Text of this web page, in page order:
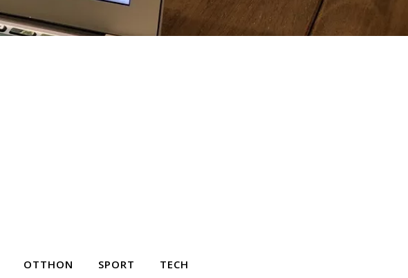
OTTHON SPORT TECH